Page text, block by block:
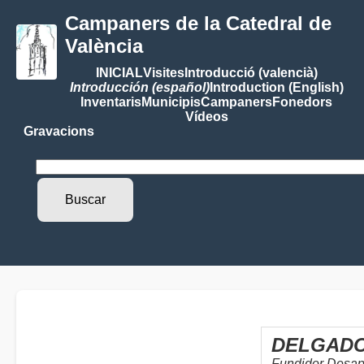
Campaners de la Catedral de
València
INICIALVisitesIntroducció (valencià)
Introducción (español)Introduction (English)
InventarisMunicipisCampanersFonedors
Vídeos
Gravacions